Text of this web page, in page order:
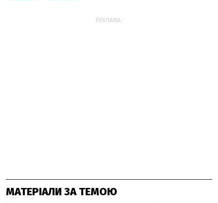
РЕКЛАМА:
МАТЕРІАЛИ ЗА ТЕМОЮ